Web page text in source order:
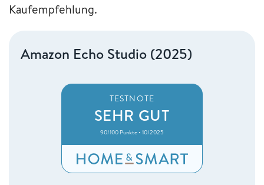
Kaufempfehlung.
Amazon Echo Studio (2025)
TESTNOTE
SEHR GUT
90/100 Punkte • 10/2025